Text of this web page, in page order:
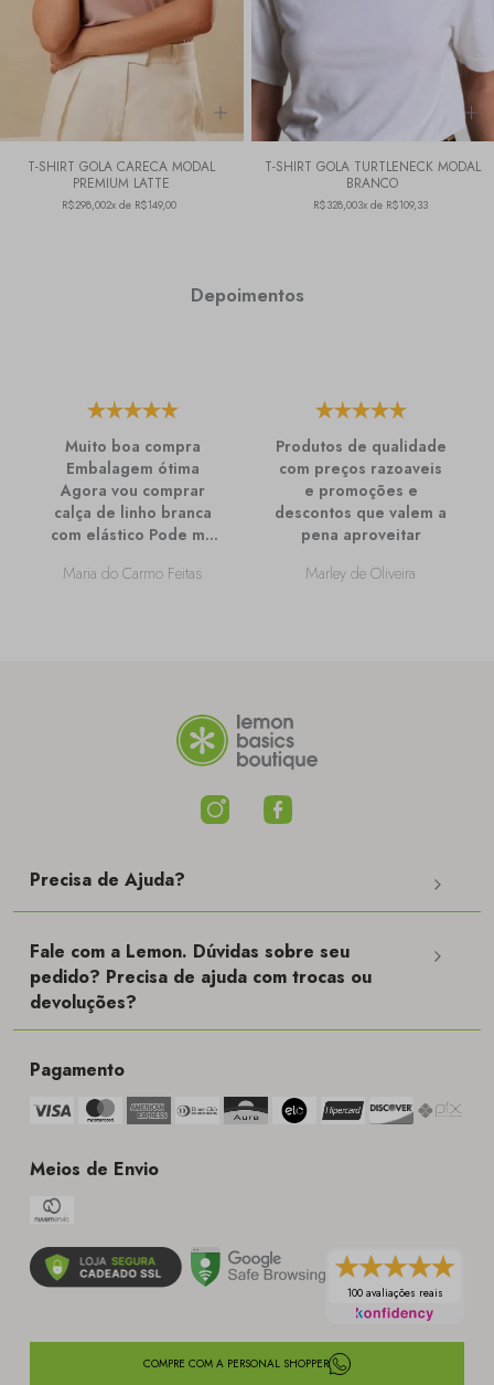
T-SHIRT GOLA CARECA MODAL
PREMIUM LATTE
R$298,002x de R$149,00
T-SHIRT GOLA TURTLENECK MODAL
BRANCO
R$328,003x de R$109,33
Depoimentos
Muito boa compra
Embalagem ótima
Agora vou comprar
calça de linho branca
com elástico Pode me
informações sobre
Maria do Carmo Feitas
Produtos de qualidade
com preços razoaveis
e promoções e
descontos que valem a
pena aproveitar
Marley de Oliveira
Precisa de Ajuda?
Fale com a Lemon. Dúvidas sobre seu
pedido? Precisa de ajuda com trocas ou
devoluções?
Pagamento
Meios de Envio
100 avaliações reais
COMPRE COM A PERSONAL SHOPPER